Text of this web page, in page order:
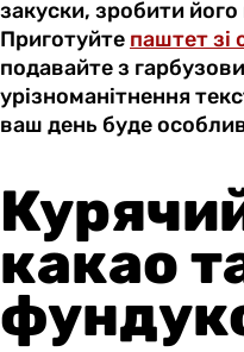
закуски, зробити
Приготуйте паштет
подавайте з
урізноманітнення
ваш день буде
какао